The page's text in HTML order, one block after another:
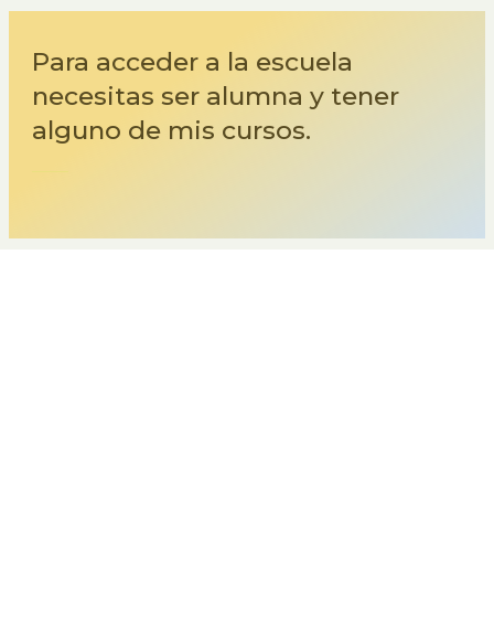
Para acceder a la escuela
necesitas ser alumna y tener
alguno de mis cursos.